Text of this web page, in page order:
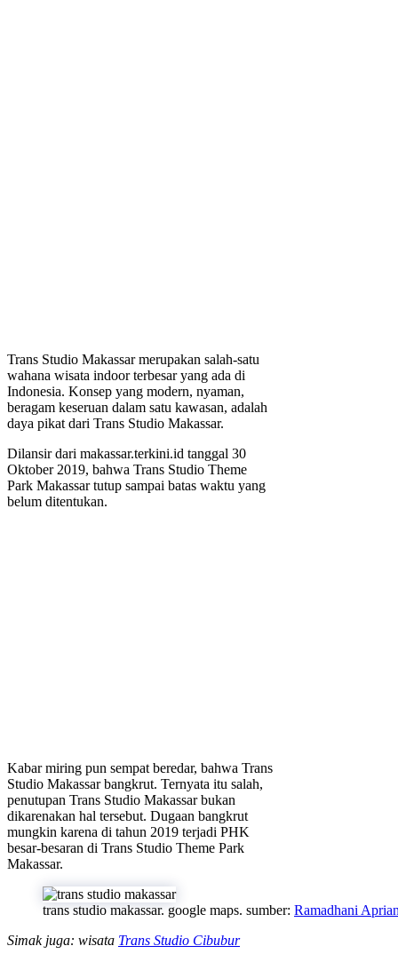
Trans Studio Makassar merupakan salah-satu
wahana wisata indoor terbesar yang ada di
Indonesia. Konsep yang modern, nyaman,
beragam keseruan dalam satu kawasan, adalah
daya pikat dari Trans Studio Makassar.
Dilansir dari makassar.terkini.id tanggal 30
Oktober 2019, bahwa Trans Studio Theme
Park Makassar tutup sampai batas waktu yang
belum ditentukan.
Kabar miring pun sempat beredar, bahwa Trans
Studio Makassar bangkrut. Ternyata itu salah,
penutupan Trans Studio Makassar bukan
dikarenakan hal tersebut. Dugaan bangkrut
mungkin karena di tahun 2019 terjadi PHK
besar-besaran di Trans Studio Theme Park
Makassar.
trans studio makassar. google maps. sumber: Ramadhani
Simak juga: wisata Trans Studio Cibubur